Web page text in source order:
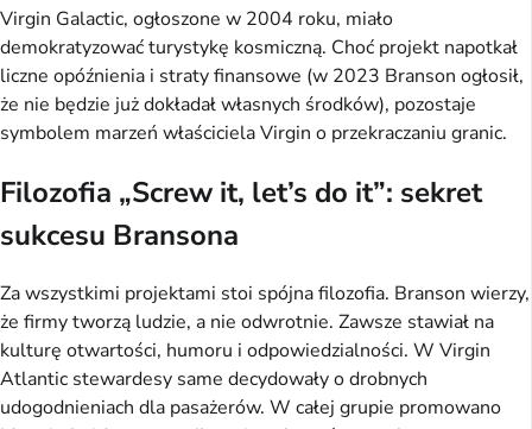
Virgin Galactic, ogłoszone w 2004 roku, miało
demokratyzować turystykę kosmiczną. Choć projekt napotkał
liczne opóźnienia i straty finansowe (w 2023 Branson ogłosił,
że nie będzie już dokładał własnych środków), pozostaje
symbolem marzeń właściciela Virgin o przekraczaniu granic.
Filozofia „Screw it, let’s do it”: sekret
sukcesu Bransona
Za wszystkimi projektami stoi spójna filozofia. Branson wierzy,
że firmy tworzą ludzie, a nie odwrotnie. Zawsze stawiał na
kulturę otwartości, humoru i odpowiedzialności. W Virgin
Atlantic stewardesy same decydowały o drobnych
udogodnieniach dla pasażerów. W całej grupie promowano